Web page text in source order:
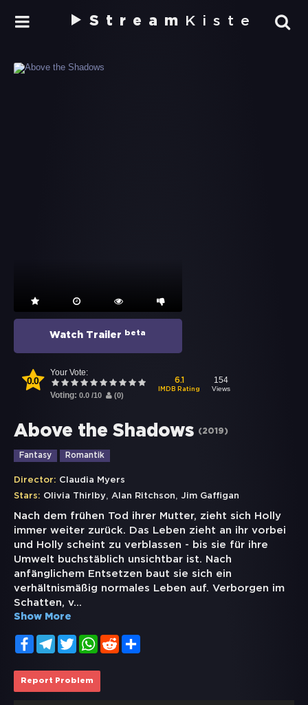
Stream Kiste
Watch Trailer beta
0.0
Your Vote:
Voting: 0.0 /10 (0)
6.1
IMDB Rating
154
Views
Above the Shadows (2019)
Fantasy Romantik
Director: Claudia Myers
Stars: Olivia Thirlby, Alan Ritchson, Jim Gaffigan
Nach dem frühen Tod ihrer Mutter, zieht sich Holly
immer weiter zurück. Das Leben zieht an ihr vorbei
und Holly scheint zu verblassen - bis sie für ihre
Umwelt buchstäblich unsichtbar ist. Nach
anfänglichem Entsetzen baut sie sich ein
verhältnismäßig normales Leben auf. Verborgen im
Schatten, v...
Show More
FacebookTelegramTwitterWhatsApp
Reddit
Report Problem